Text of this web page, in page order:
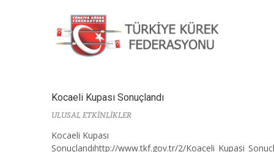
Kocaeli Kupası Sonuçlandı
ULUSAL ETKİNLİKLER
Kocaeli Kupası
Sonuçlandıhttp://www.tkf.gov.tr/2/